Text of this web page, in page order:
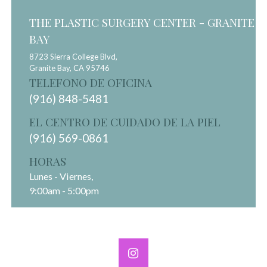
THE PLASTIC SURGERY CENTER - GRANITE
BAY
8723 Sierra College Blvd,
Granite Bay, CA 95746
TELEFONO DE OFICINA
(916) 848-5481
EL CENTRO DE CUIDADO DE LA PIEL
(916) 569-0861
HORAS
Lunes - Viernes,
9:00am - 5:00pm